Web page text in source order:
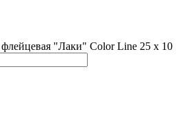
"Лаки" Color Line 25 х 10